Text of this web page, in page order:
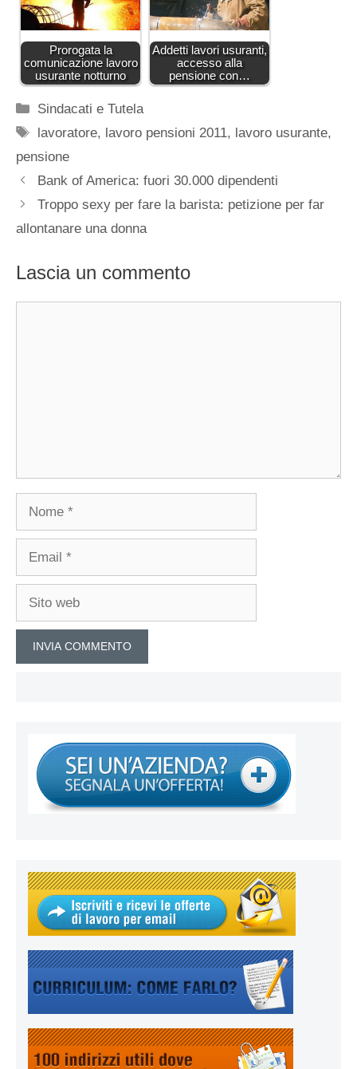
Prorogata la
comunicazione lavoro
usurante notturno
Addetti lavori usuranti,
accesso alla
pensione con…
Categorie
Sindacati e Tutela
Tag
lavoratore, lavoro pensioni 2011, lavoro usurante,
pensione
Bank of America: fuori 30.000 dipendenti
Troppo sexy per fare la barista: petizione per far
allontanare una donna
Lascia un commento